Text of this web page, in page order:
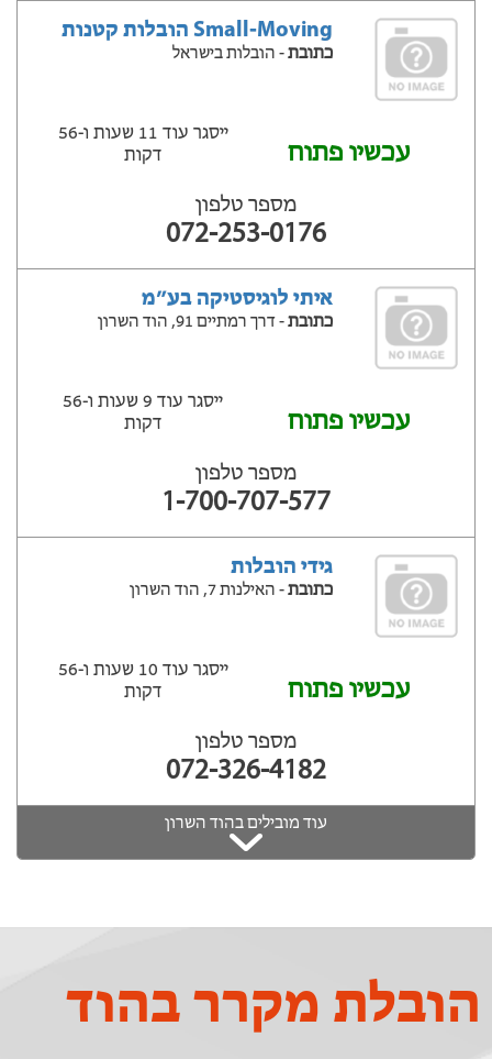
Small-Moving הובלות קטנות
כתובת- הובלות בישראל
עכשיו פתוח
ייסגר עוד 11 שעות ‫ו-56
דקות
מספר טלפון
072-253-0176
איתי לוגיסטיקה בע״מ
כתובת- דרך רמתיים 91, הוד השרון
עכשיו פתוח
ייסגר עוד 9 שעות ‫ו-56
דקות
מספר טלפון
1-700-707-577
גידי הובלות
כתובת- האילנות 7, הוד השרון
עכשיו פתוח
ייסגר עוד 10 שעות ‫ו-56
דקות
מספר טלפון
072-326-4182
עוד מובילים בהוד השרון
הובלת מקרר בהוד